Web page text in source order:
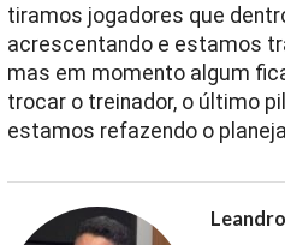
tiramos jogadores que
acrescentando e estamos
mas em momento algum
trocar o treinador, o último
estamos refazendo o